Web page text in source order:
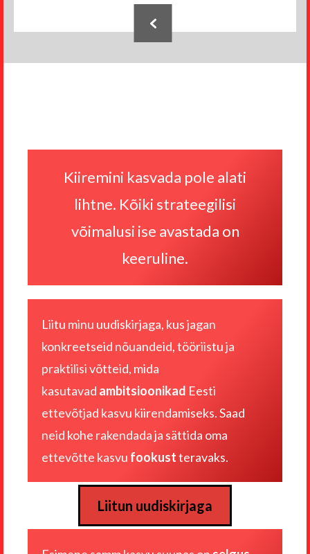
Kiiremini kasvada pole alati
lihtne. Kõiki strateegilisi
võimalusi ise avastada on
keeruline.
Liitu minu uudiskirjaga, kus jagan
konkreetseid nõuandeid, tööriistu ja
praktilisi võtteid, mida
kasutavad ambitsioonikad Eesti
ettevõtjad kasvu kiirendamiseks. Saad
neid kohe rakendada ja sättida oma
ettevõtte kasvu fookustteravaks.
Liitun uudiskirjaga